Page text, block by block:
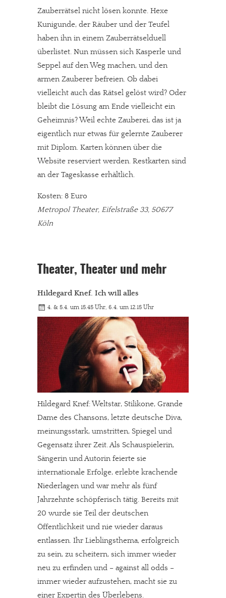
In eigener Sache
Dir gefällt unsere Arbeit?
meinesuedstadt.de finanziert sich durch Partnerprofile und
Werbung. Beide Einnahmequellen sind in den letzten Monaten
stark zurückgegangen.
Zauberrätsel nicht lösen konnte. Hexe
Kunigunde, der Räuber und der Teufel
haben ihn in einem Zauberrätselduell
überlistet. Nun müssen sich Kasperle und
Seppel auf den Weg machen, und den
armen Zauberer befreien. Ob dabei
vielleicht auch das Rätsel gelöst wird? Oder
bleibt die Lösung am Ende vielleicht ein
Geheimnis? Weil echte Zauberei, das ist ja
eigentlich nur etwas für gelernte Zauberer
mit Diplom. Karten können über die
Website reserviert werden. Restkarten sind
an der Tageskasse erhältlich.
Kosten: 8 Euro
Metropol Theater, Eifelstraße 33, 50677
Köln
Theater, Theater und mehr
Hildegard Knef. Ich will alles
4. & 5.4. um 15.45 Uhr, 6.4. um 12.15 Uhr
Hildegard Knef: Weltstar, Stilikone, Grande
Dame des Chansons, letzte deutsche Diva,
meinungsstark, umstritten, Spiegel und
Gegensatz ihrer Zeit. Als Schauspielerin,
Sängerin und Autorin feierte sie
internationale Erfolge, erlebte krachende
Niederlagen und war mehr als fünf
Jahrzehnte schöpferisch tätig. Bereits mit
20 wurde sie Teil der deutschen
Öffentlichkeit und nie wieder daraus
entlassen. Ihr Lieblingsthema, erfolgreich
zu sein, zu scheitern, sich immer wieder
neu zu erfinden und – against all odds –
immer wieder aufzustehen, macht sie zu
einer Expertin des Überlebens.